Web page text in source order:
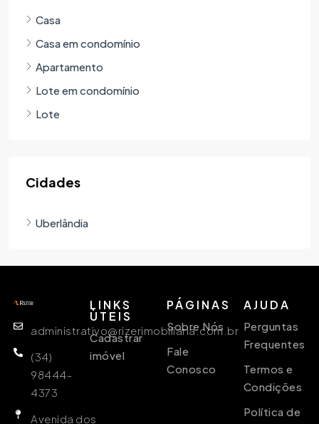
Casa
Casa em condomínio
Apartamento
Lote em condomínio
Lote
Cidades
Uberlândia
administrativo@rizerimobiliaria.com.br
(34)
98444-
4373
Avenida dos
LINKS
ÙTEIS
Cadastrar
imóvel
PÁGINAS
Sobre Nós
Fale
Conosco
AJUDA
Perguntas
Frequentes
Termos e
Condições
Política de